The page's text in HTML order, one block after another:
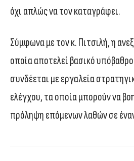
όχι απλώς να τον καταγράφει.
Σύμφωνα με τον κ. Πιτσιλή, η
οποία αποτελεί βασικό
συνδέεται με εργαλεία
ελέγχου, τα οποία μπορούν να
πρόληψη επόμενων λαθών σε